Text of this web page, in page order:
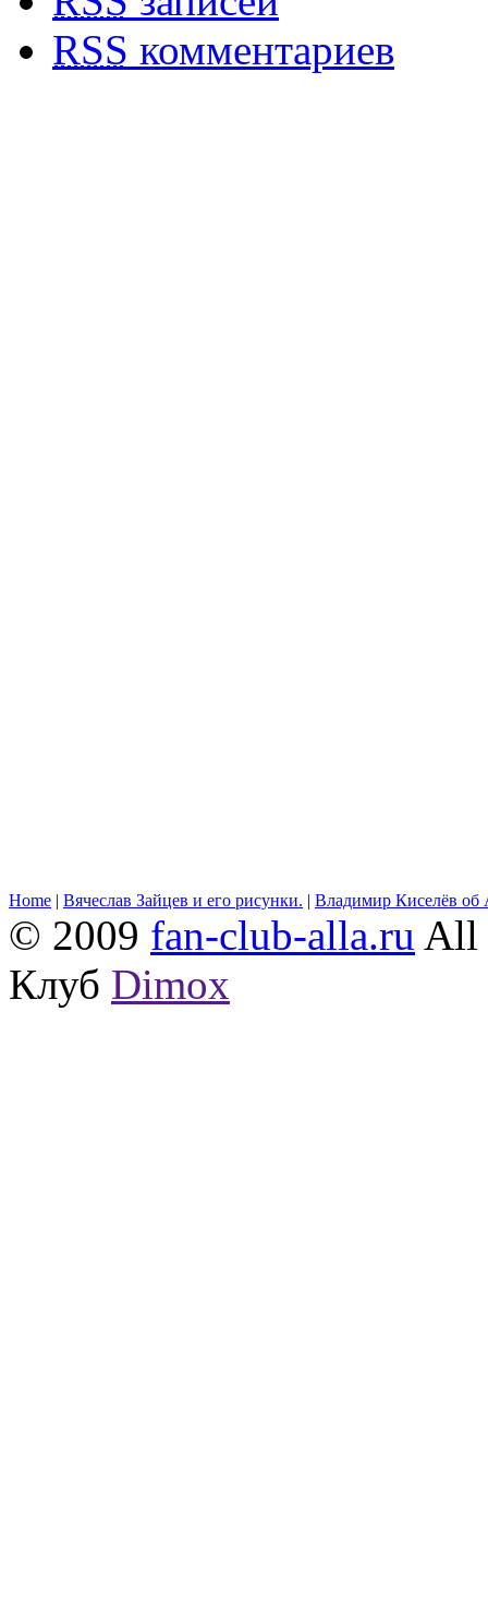
RSS комментариев
Home | Вячеслав Зайцев и его рисунки. | Владимир Киселёв об
© 2009 fan-club-alla.ru All
Клуб Dimox